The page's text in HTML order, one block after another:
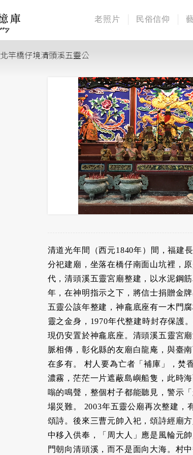
老照片 民俗信仰
北竿橋仔境清頭溪五靈公
清道光年間（西元1840年）間，福建
分祀建廟，坐落在橋仔南面山坑裡，
代，清頭溪五靈宮廟整建，以水泥鋼
年，在神明指示之下，將信士捐贈金
五靈公該年整建，神龕底座有一木門
靈之金身，1970年代整建時封存保護
現仍安置於神龕底座。清頭溪五靈宮
脈相傳，彰化縣的友廟白龍庵，與臺
在多有。 村人要為亡者「補庫」，焚
濃霧，茫茫一片遮蔽島嶼船隻，此時
嗡的鳴聲，整個村子都能聽見，警示
場災難。 2003年五靈公廟再次整建，
頌詩。後來三曹元帥入祀，頌詩經廟
中移入供奉，「周大人」應是風輪元
門朝向清頭溪，而不是面向大海。村